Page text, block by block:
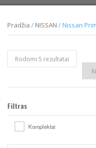
Pradžia / NISSAN / Nissan
Rodomi 5 rezultatai
Filtras
Komplektai